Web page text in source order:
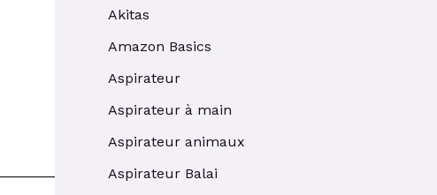
Akitas
Amazon Basics
Aspirateur
Aspirateur à main
Aspirateur animaux
Aspirateur Balai